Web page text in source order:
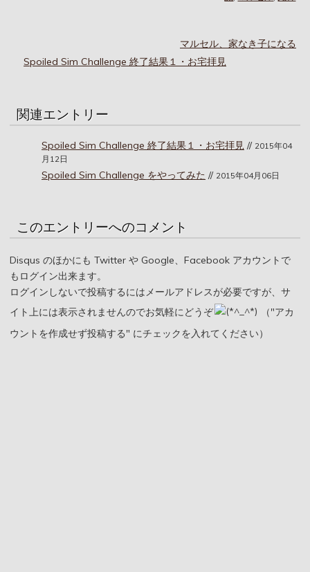
マルセル、家なき子になる
Spoiled Sim Challenge 終了結果１・お宅拝見
関連エントリー
Spoiled Sim Challenge 終了結果１・お宅拝見 // 2015年04
月12日
Spoiled Sim Challenge をやってみた // 2015年04月06日
このエントリーへのコメント
Disqus のほかにも Twitter や Google、Facebook アカウントで
もログイン出来ます。
ログインしないで投稿するにはメールアドレスが必要ですが、サ
イト上には表示されませんのでお気軽にどうぞ
（"アカ
ウントを作成せず投稿する" にチェックを入れてください）